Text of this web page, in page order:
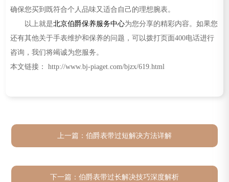
确保您买到既符合个人品味又适合自己的理想腕表。
以上就是北京伯爵保养服务中心为您分享的精彩内容。如果您
还有其他关于手表维护和保养的问题，可以拨打页面400电话进行
咨询，我们将竭诚为您服务。
本文链接： http://www.bj-piaget.com/bjzx/619.html
上一篇： 伯爵表带过短解决方法详解
下一篇： 伯爵表带过长解决技巧深度解析